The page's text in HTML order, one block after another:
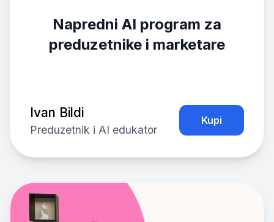
Napredni AI program za
preduzetnike i marketare
Ivan Bildi
Preduzetnik i AI edukator
Kupi